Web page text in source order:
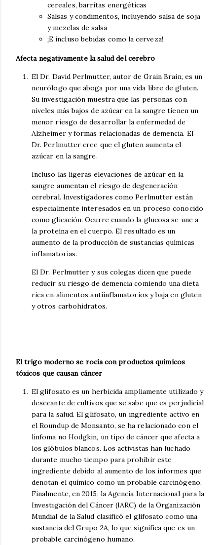
cereales, barritas energéticas
Salsas y condimentos, incluyendo salsa de soja
y mezclas de salsa
¡E incluso bebidas como la cerveza!
Afecta negativamente la salud del cerebro
El Dr. David Perlmutter, autor de Grain Brain, es un
neurólogo que aboga por una vida libre de gluten.
Su investigación muestra que las personas con
niveles más bajos de azúcar en la sangre tienen un
menor riesgo de desarrollar la enfermedad de
Alzheimer y formas relacionadas de demencia. El
Dr. Perlmutter cree que el gluten aumenta el
azúcar en la sangre.
Incluso las ligeras elevaciones de azúcar en la
sangre aumentan el riesgo de degeneración
cerebral. Investigadores como Perlmutter están
especialmente interesados en un proceso conocido
como glicación. Ocurre cuando la glucosa se une a
la proteína en el cuerpo. El resultado es un
aumento de la producción de sustancias químicas
inflamatorias.
El Dr. Perlmutter y sus colegas dicen que puede
reducir su riesgo de demencia comiendo una dieta
rica en alimentos antiinflamatorios y baja en gluten
y otros carbohidratos.
El trigo moderno se rocía con productos químicos
tóxicos que causan cáncer
El glifosato es un herbicida ampliamente utilizado y
desecante de cultivos que se sabe que es perjudicial
para la salud. El glifosato, un ingrediente activo en
el Roundup de Monsanto, se ha relacionado con el
linfoma no Hodgkin, un tipo de cáncer que afecta a
los glóbulos blancos. Los activistas han luchado
durante mucho tiempo para prohibir este
ingrediente debido al aumento de los informes que
denotan el químico como un probable carcinógeno.
Finalmente, en 2015, la Agencia Internacional para la
Investigación del Cáncer (IARC) de la Organización
Mundial de la Salud clasificó el glifosato como una
sustancia del Grupo 2A, lo que significa que es un
probable carcinógeno humano.